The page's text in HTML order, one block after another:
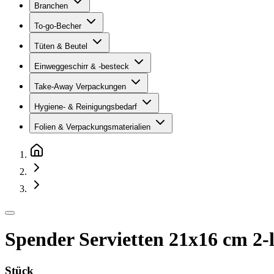
Branchen
To-go-Becher
Tüten & Beutel
Einweggeschirr & -besteck
Take-Away Verpackungen
Hygiene- & Reinigungsbedarf
Folien & Verpackungsmaterialien
Spender Servietten 21x16 cm
Stück